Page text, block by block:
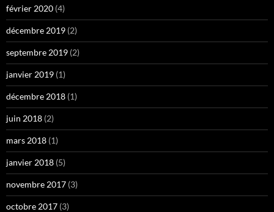
février 2020 (4)
décembre 2019 (2)
septembre 2019 (2)
janvier 2019 (1)
décembre 2018 (1)
juin 2018 (2)
mars 2018 (1)
janvier 2018 (5)
novembre 2017 (3)
octobre 2017 (3)